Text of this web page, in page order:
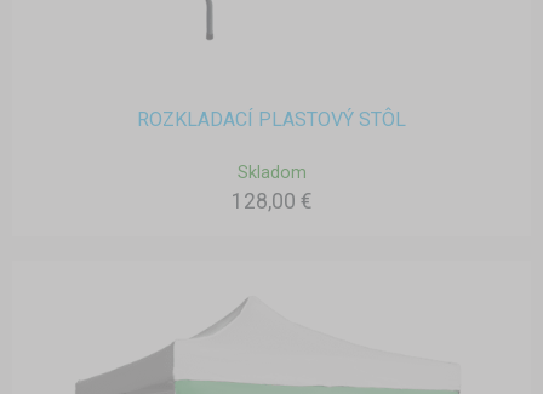
ROZKLADACÍ PLASTOVÝ STÔL
Skladom
128,00 €